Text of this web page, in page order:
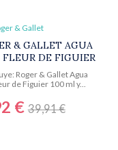
& Gallet
& GALLET AGUA
FLEUR DE FIGUIER
Roger & Gallet Agua
de Figuier 100 ml y...
€39,91 €